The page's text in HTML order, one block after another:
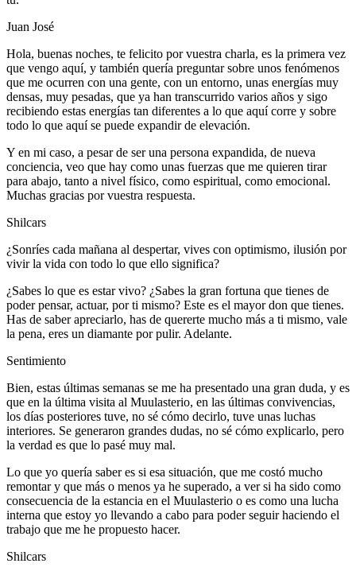
Juan José
Hola, buenas noches, te felicito por vuestra charla, es la primera vez
que vengo aquí, y también quería preguntar sobre unos fenómenos
que me ocurren con una gente, con un entorno, unas energías muy
densas, muy pesadas, que ya han transcurrido varios años y sigo
recibiendo estas energías tan diferentes a lo que aquí corre y sobre
todo lo que aquí se puede expandir de elevación.
Y en mi caso, a pesar de ser una persona expandida, de nueva
conciencia, veo que hay como unas fuerzas que me quieren tirar
para abajo, tanto a nivel físico, como espiritual, como emocional.
Muchas gracias por vuestra respuesta.
Shilcars
¿Sonríes cada mañana al despertar, vives con optimismo, ilusión por
vivir la vida con todo lo que ello significa?
¿Sabes lo que es estar vivo? ¿Sabes la gran fortuna que tienes de
poder pensar, actuar, por ti mismo? Este es el mayor don que tienes.
Has de saber apreciarlo, has de quererte mucho más a ti mismo, vale
la pena, eres un diamante por pulir. Adelante.
Sentimiento
Bien, estas últimas semanas se me ha presentado una gran duda, y es
que en la última visita al Muulasterio, en las últimas convivencias,
los días posteriores tuve, no sé cómo decirlo, tuve unas luchas
interiores. Se generaron grandes dudas, no sé cómo explicarlo, pero
la verdad es que lo pasé muy mal.
Lo que yo quería saber es si esa situación, que me costó mucho
remontar y que más o menos ya he superado, a ver si ha sido como
consecuencia de la estancia en el Muulasterio o es como una lucha
interna que estoy yo llevando a cabo para poder seguir haciendo el
trabajo que me he propuesto hacer.
Shilcars